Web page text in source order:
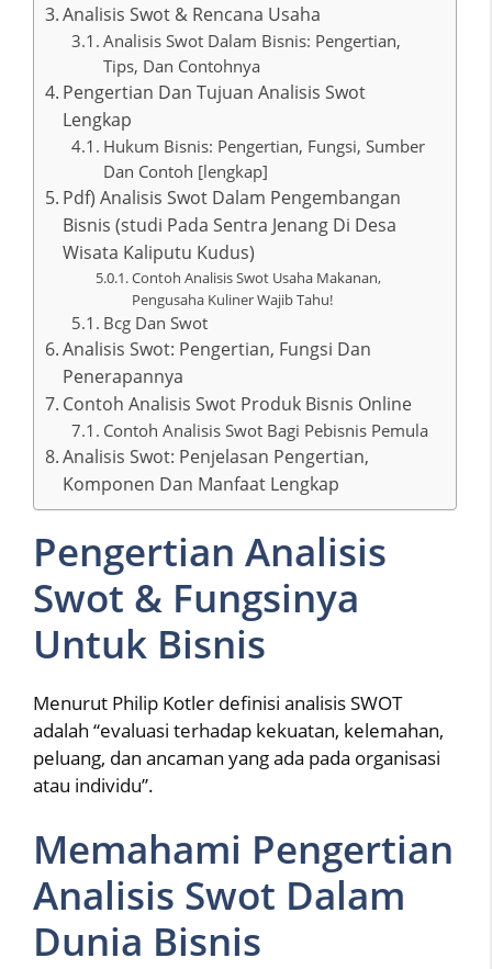
Analisis Swot & Rencana Usaha
Analisis Swot Dalam Bisnis: Pengertian,
Tips, Dan Contohnya
Pengertian Dan Tujuan Analisis Swot
Lengkap
Hukum Bisnis: Pengertian, Fungsi, Sumber
Dan Contoh [lengkap]
Pdf) Analisis Swot Dalam Pengembangan
Bisnis (studi Pada Sentra Jenang Di Desa
Wisata Kaliputu Kudus)
Contoh Analisis Swot Usaha Makanan,
Pengusaha Kuliner Wajib Tahu!
Bcg Dan Swot
Analisis Swot: Pengertian, Fungsi Dan
Penerapannya
Contoh Analisis Swot Produk Bisnis Online
Contoh Analisis Swot Bagi Pebisnis Pemula
Analisis Swot: Penjelasan Pengertian,
Komponen Dan Manfaat Lengkap
Pengertian Analisis
Swot & Fungsinya
Untuk Bisnis
Menurut Philip Kotler definisi analisis SWOT
adalah “evaluasi terhadap kekuatan, kelemahan,
peluang, dan ancaman yang ada pada organisasi
atau individu”.
Memahami Pengertian
Analisis Swot Dalam
Dunia Bisnis